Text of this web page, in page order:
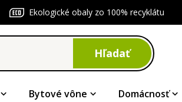
Ekologické obaly zo 100% recyklátu
Hľadať
Bytové vône Domácnosť